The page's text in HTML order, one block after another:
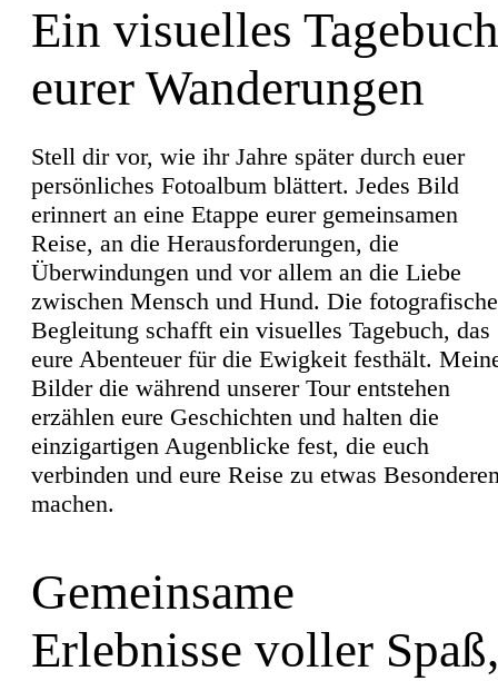
Ein visuelles Tagebuch
eurer Wanderungen
Stell dir vor, wie ihr Jahre später durch euer
persönliches Fotoalbum blättert. Jedes Bild
erinnert an eine Etappe eurer gemeinsamen
Reise, an die Herausforderungen, die
Überwindungen und vor allem an die Liebe
zwischen Mensch und Hund. Die fotografische
Begleitung schafft ein visuelles Tagebuch, das
eure Abenteuer für die Ewigkeit festhält.
Bilder die während unserer Tour entstehen
erzählen eure Geschichten und halten die
einzigartigen Augenblicke fest, die euch
verbinden und eure Reise zu etwas
machen.
Gemeinsame
Erlebnisse voller Spaß,